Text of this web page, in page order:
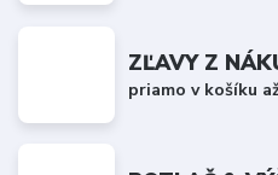
ZĽAVY Z
priamo v košíku